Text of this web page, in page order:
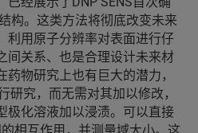
构。这类方法将彻底改变未来
利用原子分辨率对表面进行仔
间关系、也是合理设计未来材
物研究上也有巨大的潜力，
研究，而无需对其加以修改，
极化溶液加以浸渍。可以直接